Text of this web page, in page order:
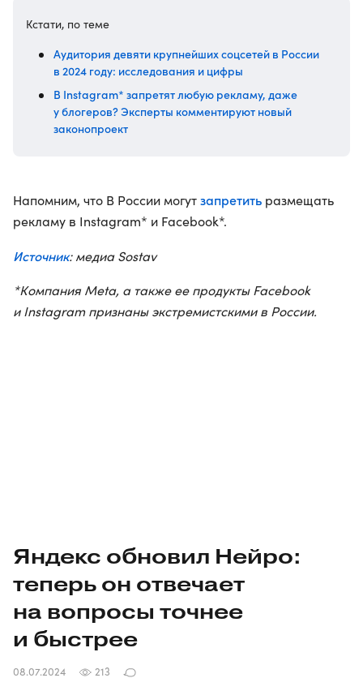
Кстати, по теме
Аудитория девяти крупнейших соцсетей в России
в 2024 году: исследования и цифры
В Instagram* запретят любую рекламу, даже
у блогеров? Эксперты комментируют новый
законопроект
Напомним, что В России могутзапретить размещать
рекламу в Instagram* и Facebook*.
Источник: медиа Sostav
*Компания Meta, а также ее продукты Facebook
и Instagram признаны экстремистскими в России.
Яндекс обновил Нейро:
теперь он отвечает
на вопросы точнее
и быстрее
08.07.2024 213